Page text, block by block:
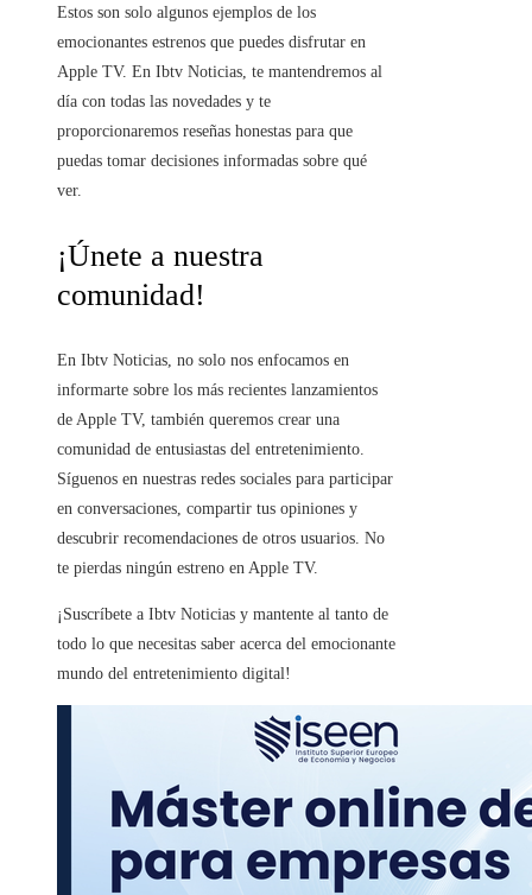
Estos son solo algunos ejemplos de los
emocionantes estrenos que puedes disfrutar en
Apple TV. En Ibtv Noticias, te mantendremos al
día con todas las novedades y te
proporcionaremos reseñas honestas para que
puedas tomar decisiones informadas sobre qué
ver.
¡Únete a nuestra
comunidad!
En Ibtv Noticias, no solo nos enfocamos en
informarte sobre los más recientes lanzamientos
de Apple TV, también queremos crear una
comunidad de entusiastas del entretenimiento.
Síguenos en nuestras redes sociales para participar
en conversaciones, compartir tus opiniones y
descubrir recomendaciones de otros usuarios. No
te pierdas ningún estreno en Apple TV.
¡Suscríbete a Ibtv Noticias y mantente al tanto de
todo lo que necesitas saber acerca del emocionante
mundo del entretenimiento digital!